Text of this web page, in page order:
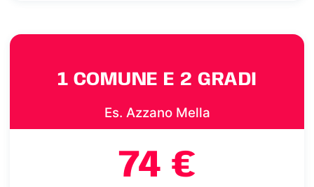
1 COMUNE E 2 GRADI
Es. Azzano Mella
74 €